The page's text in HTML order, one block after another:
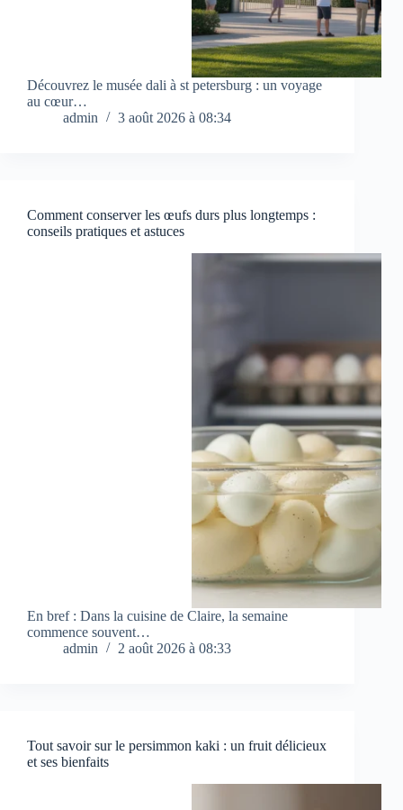
Découvrez le musée dali à st petersburg : un voyage
au cœur…
admin
3 août 2026 à 08:34
Comment conserver les œufs durs plus longtemps :
conseils pratiques et astuces
En bref : Dans la cuisine de Claire, la semaine
commence souvent…
admin
2 août 2026 à 08:33
Tout savoir sur le persimmon kaki : un fruit délicieux
et ses bienfaits